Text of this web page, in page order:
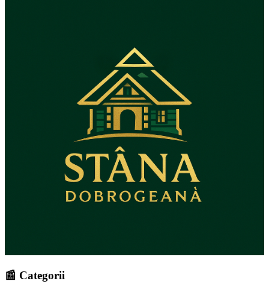
📰 Categorii